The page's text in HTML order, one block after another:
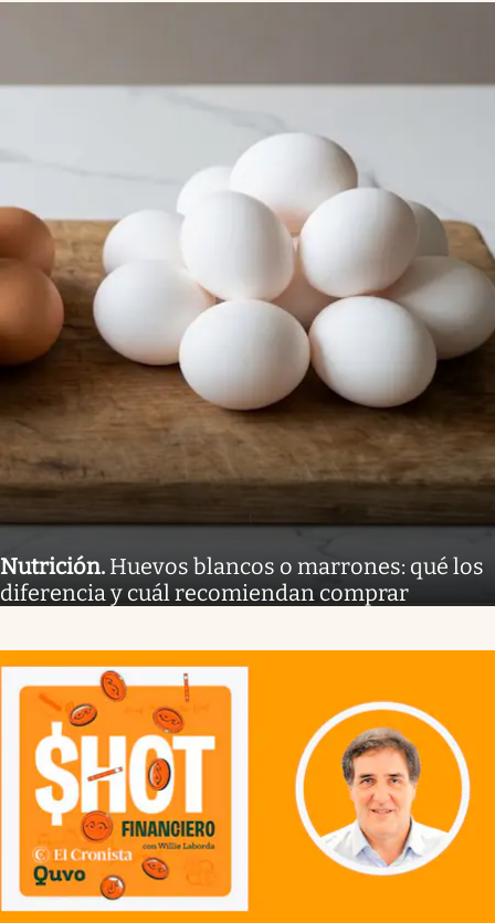
Nutrición. Huevos blancos o marrones: qué los
diferencia y cuál recomiendan comprar